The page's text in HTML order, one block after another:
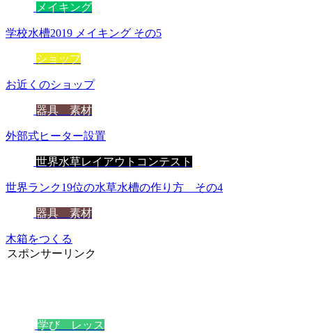
メイキング
学校水槽2019 メイキング その5
ショップ
お近くのショップ
器具 素材
外部式ヒーター設置
世界水草レイアウトコンテスト
世界ランク19位の水草水槽の作り方 その4
器具 素材
木箱をつくる
スポンサーリンク
学び レッス